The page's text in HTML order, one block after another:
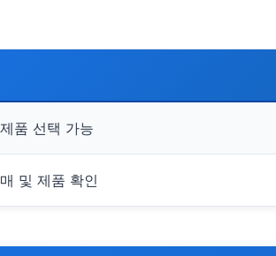
품 선택 가능
및 제품 확인